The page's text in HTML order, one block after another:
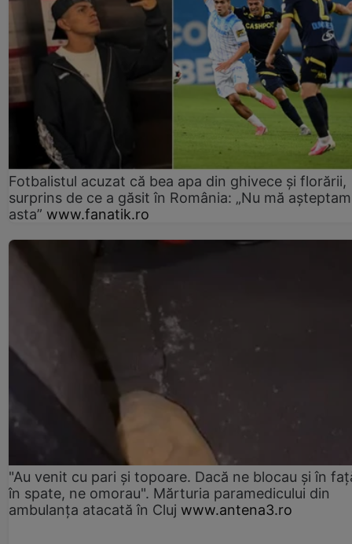
Fotbalistul acuzat că bea apa din ghivece și florării,
surprins de ce a găsit în România: „Nu mă
asta” www.fanatik.ro
"Au venit cu pari și topoare. Dacă ne blocau şi în
în spate, ne omorau". Mărturia paramedicului din
ambulanţa atacată în Cluj www.antena3.ro